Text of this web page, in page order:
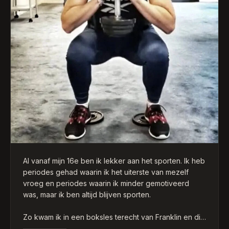
Al vanaf mijn 16e ben ik lekker aan het sporten. Ik heb
periodes gehad waarin ik het uiterste van mezelf
vroeg en periodes waarin ik minder gemotiveerd
was, maar ik ben altijd blijven sporten.
Zo kwam ik in een boksles terecht van Franklin en dit